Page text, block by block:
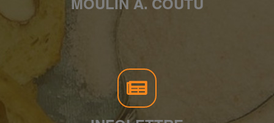
MOULIN A. COUTU